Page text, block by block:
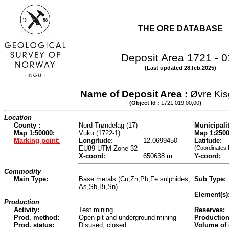
THE ORE DATABASE
Deposit Area 1721 -
(Last updated 28.feb.2025)
Name of Deposit Area : Øvre
(Object Id : 1721,019,00,00)
Location
County :
Nord-Trøndelag (17)
Map 1:50000:
Vuku (1722-1)
Map
Marking point:
Longitude: 12.0699450
Latitude:
EU89-UTM Zone 32
(Coordinates
X-coord: 650638 m.
Y-coord:
Commodity
Main Type:
Base metals (Cu,Zn,Pb,Fe sulphides,
As,Sb,Bi,Sn)
Sub Type:
Production
Activity:
Test mining
Reserves:
Prod. method:
Open pit and underground mining
Prod. status:
Disused, closed
Volume of